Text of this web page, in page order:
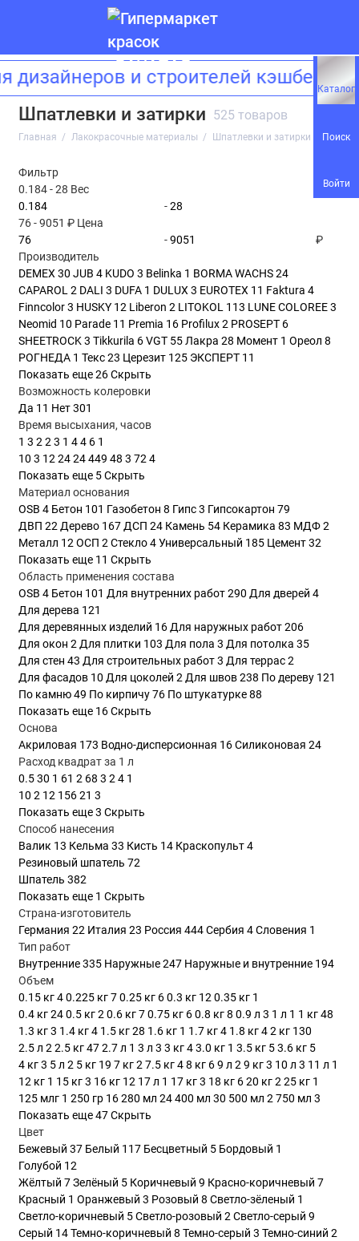
Каталог
Поиск
Войти
и строителей кэшбек
Шпатлевки и затирки 525 товаров
Главная Лакокрасочные материалы Шпатлевки и затирки
Фильтр
0.184-28 Вес
-
76-9051 ₽ Цена
-
₽
Производитель
DEMEX 30 JUB 4 KUDO 3 Belinka 1 BORMA WACHS 24
CAPAROL 2 DALI 3 DUFA 1 DULUX 3 EUROTEX 11 Faktura 4
Finncolor 3 HUSKY 12 Liberon 2 LITOKOL 113 LUNE COLOREE 3
Neomid 10 Parade 11 Premia 16 Profilux 2 PROSEPT 6
SHEETROCK 3 Tikkurila 6 VGT 55 Лакра 28 Момент 1 Ореол 8
РОГНЕДА 1 Текс 23 Церезит 125 ЭКСПЕРТ 11
Показать еще 26Скрыть
Возможность колеровки
Да 11 Нет 301
Время высыхания, часов
1 3 2 2 3 1 4 4 6 1
10 3 12 24 24 449 48 3 72 4
Показать еще 5Скрыть
Материал основания
OSB 4 Бетон 101 Газобетон 8 Гипс 3 Гипсокартон 79
ДВП 22 Дерево 167 ДСП 24 Камень 54 Керамика 83 МДФ 2
Металл 12 ОСП 2 Стекло 4 Универсальный 185 Цемент 32
Показать еще 11 Скрыть
Область применения состава
OSB 4 Бетон 101 Для внутренних работ 290 Для дверей 4
Для дерева 121
Для деревянных изделий 16 Для наружных работ 206
Для окон 2 Для плитки 103 Для пола 3 Для потолка 35
Для стен 43 Для строительных работ 3 Для террас 2
Для фасадов 10 Для цоколей 2 Для швов 238 По дереву 121
По камню 49 По кирпичу 76 По штукатурке 88
Показать еще 16Скрыть
Основа
Акриловая 173 Водно-дисперсионная 16 Силиконовая 24
Расход квадрат за 1 л
0.5 30 1 61 2 68 3 2 4 1
10 2 12 156 21 3
Показать еще 3 Скрыть
Способ нанесения
Валик 13 Кельма 33 Кисть 14 Краскопульт 4
Резиновый шпатель 72
Шпатель 382
Показать еще 1 Скрыть
Страна-изготовитель
Германия 22 Италия 23 Россия 444 Сербия 4 Словения 1
Тип работ
Внутренние 335 Наружные 247 Наружные и внутренние 194
Объем
0.15 кг 4 0.225 кг 7 0.25 кг 6 0.3 кг 12 0.35 кг 1
0.4 кг 24 0.5 кг 2 0.6 кг 7 0.75 кг 6 0.8 кг 8 0.9 л 3 1 л 1 1 кг 48
1.3 кг 3 1.4 кг 4 1.5 кг 28 1.6 кг 1 1.7 кг 4 1.8 кг 4 2 кг 130
2.5 л 2 2.5 кг 47 2.7 л 1 3 л 3 3 кг 4 3.0 кг 1 3.5 кг 5 3.6 кг 5
4 кг 3 5 л 2 5 кг 19 7 кг 2 7.5 кг 4 8 кг 6 9 л 2 9 кг 3 10 л 3 11 л 1
12 кг 1 15 кг 3 16 кг 12 17 л 1 17 кг 3 18 кг 6 20 кг 2 25 кг 1
125 млг 1 250 гр 16 280 мл 24 400 мл 30 500 мл 2 750 мл 3
Показать еще 47Скрыть
Цвет
Бежевый 37 Белый 117 Бесцветный 5 Бордовый 1
Голубой 12
Жёлтый 7 Зелёный 5 Коричневый 9 Красно-коричневый 7
Красный 1 Оранжевый 3 Розовый 8 Светло-зёленый 1
Светло-коричневый 5 Светло-розовый 2 Светло-серый 9
Серый 14 Темно-коричневый 8 Темно-серый 3 Темно-синий 2
Краски и эмали
Антисептики и пропитки
Грунтовки
Очистители и растворители
Штукатурки
Шпатлевки и затирки
Лаки
Масла, воски и морилки
Колоранты
Показать все